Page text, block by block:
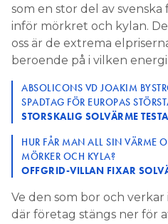
som en stor del av
inför mörkret och kylan.
oss är de extrema
beroende på i vilken
ABSOLICONS VD JOAKIM
SPADTAG FÖR EUROPAS
STORSKALIG SOLVÄRME
HUR FÅR MAN ALL SIN VÄRME
MÖRKER OCH KYLA?
OFFGRID-VILLAN FIXAR
Ve den som bor och verkar
där företag stängs ner för